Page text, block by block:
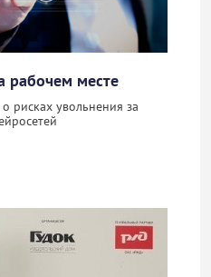
рабочем месте
рисках увольнения за